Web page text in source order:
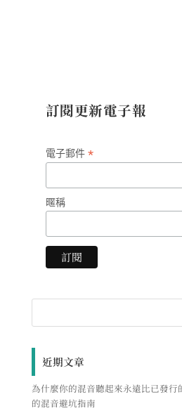
訂閱更新電子報
電子郵件 *
暱稱
近期文章
為什麼你的混音聽起來永遠比已發行
的混音避坑指南